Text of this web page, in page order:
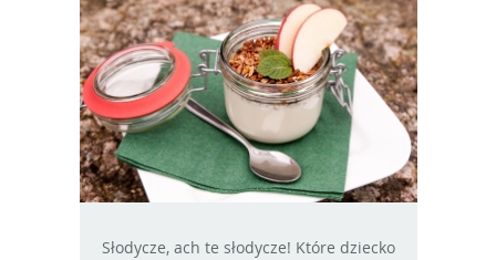
Słodycze, ach te słodycze! Które dziecko